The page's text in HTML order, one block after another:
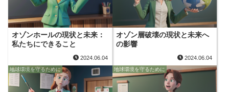
オゾンホールの現状と未来：
私たちにできること
2024.06.04
オゾン層破壊の現状と未来へ
の影響
2024.06.04
地球環境を守るために 地球環境を守るために